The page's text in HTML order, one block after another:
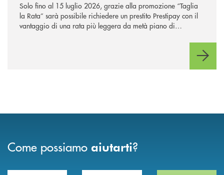
Solo fino al 15 luglio 2026, grazie alla promozione “Taglia
la Rata” sarà possibile richiedere un prestito Prestipay con il
vantaggio di una rata più leggera da metà piano di
Come possiamo aiutarti?